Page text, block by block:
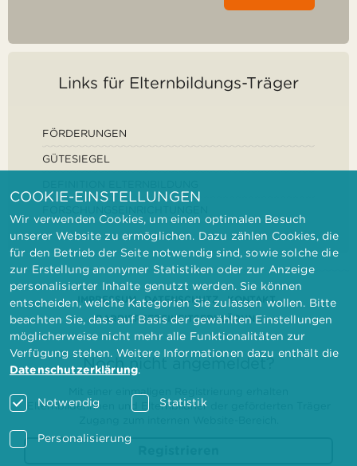
Links für Elternbildungs-Träger
FÖRDERUNGEN
GÜTESIEGEL
IMPRESSUM DATENSCHUTZ
KONTAKT
BARRIEREFREIHEITSERKLÄRUNG
Noch nicht angemeldet?
Elternbilderinnen und Elternbildner der geförderten Träger
COOKIE-EINSTELLUNGEN
Wir verwenden Cookies, um einen optimalen Besuch
unserer Website zu ermöglichen. Dazu zählen Cookies, die
für den Betrieb der Seite notwendig sind, sowie solche die
zur Erstellung anonymer Statistiken oder zur Anzeige
personalisierter Inhalte genutzt werden. Sie können
entscheiden, welche Kategorien Sie zulassen wollen. Bitte
beachten Sie, dass auf Basis der gewählten Einstellungen
möglicherweise nicht mehr alle Funktionalitäten zur
Verfügung stehen. Weitere Informationen dazu enthält die
Datenschutzerklärung.
Notwendig Statistik
Personalisierung